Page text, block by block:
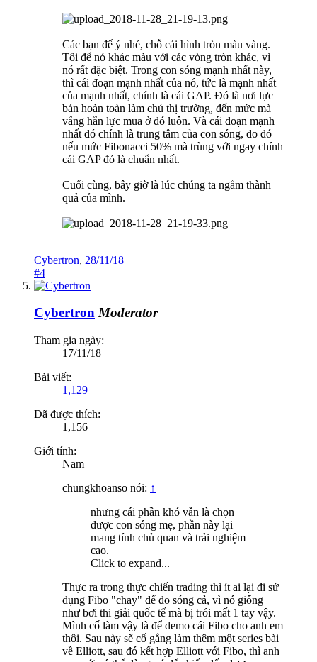
Các bạn để ý nhé, chỗ cái hình tròn màu vàng.
Tôi để nó khác màu với các vòng tròn khác, vì
nó rất đặc biệt. Trong con sóng mạnh nhất này,
thì cái đoạn mạnh nhất của nó, tức là mạnh nhất
của mạnh nhất, chính là cái GAP. Đó là nơi lực
bán hoàn toàn làm chủ thị trường, đến mức mà
vắng hẳn lực mua ở đó luôn. Và cái đoạn mạnh
nhất đó chính là trung tâm của con sóng, do đó
nếu mức Fibonacci 50% mà trùng với ngay chính
cái GAP đó là chuẩn nhất.
Cuối cùng, bây giờ là lúc chúng ta ngắm thành
quả của mình.
Cybertron, 28/11/18
#4
Cybertron Moderator
Tham gia ngày:
17/11/18
Bài viết:
1,129
Đã được thích:
1,156
Giới tính:
Nam
chungkhoanso nói: ↑
nhưng cái phần khó vẫn là chọn
được con sóng mẹ, phần này lại
mang tính chủ quan và trải nghiệm
cao.
Click to expand...
Thực ra trong thực chiến trading thì ít ai lại đi sử
dụng Fibo "chay" để đo sóng cả, vì nó giống
như bơi thi giải quốc tế mà bị trói mất 1 tay vậy.
Mình cố làm vậy là để demo cái Fibo cho anh em
thôi. Sau này sẽ cố gắng làm thêm một series bài
về Elliott, sau đó kết hợp Elliott với Fibo, thì anh